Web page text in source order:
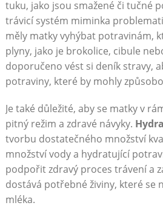
tuku, jako jsou smažené či tučné
trávicí systém miminka
měly matky vyhýbat potravinám,
plyny, jako je brokolice, cibule
doporučeno vést si deník stravy,
potraviny, které by mohly
Je také důležité, aby se matky v
pitný režim a zdravé návyky.
tvorbu dostatečného množství
množství vody a hydratující
podpořit zdravý proces trávení a
dostává potřebné živiny, které se
mléka.